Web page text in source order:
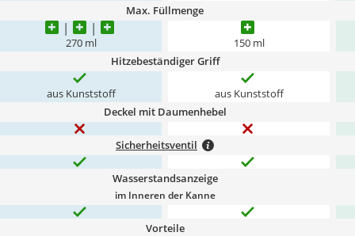
Max. Füllmenge
270 ml 150 ml
Hitzebeständiger Griff
aus Kunststoff aus Kunststoff
Deckel mit Daumenhebel
Sicherheitsventil
Wasserstandsanzeige
im Inneren der Kanne
Vorteile